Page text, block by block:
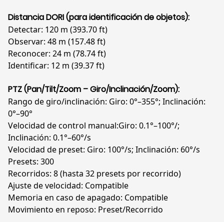
Distancia DORI (para identificación de objetos):
Detectar: 120 m (393.70 ft)
Observar: 48 m (157.48 ft)
Reconocer: 24 m (78.74 ft)
Identificar: 12 m (39.37 ft)
PTZ (Pan/Tilt/Zoom – Giro/Inclinación/Zoom):
Rango de giro/inclinación: Giro: 0°–355°; Inclinación:
0°–90°
Velocidad de control manual:Giro: 0.1°–100°/;
Inclinación: 0.1°–60°/s
Velocidad de preset: Giro: 100°/s; Inclinación: 60°/s
Presets: 300
Recorridos: 8 (hasta 32 presets por recorrido)
Ajuste de velocidad: Compatible
Memoria en caso de apagado: Compatible
Movimiento en reposo: Preset/Recorrido